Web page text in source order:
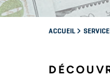
ACCUEIL